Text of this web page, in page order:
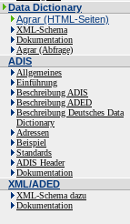
Data Dictionary
Agrar (HTML-Seiten)
XML-Schema
Dokumentation
Agrar (Abfrage)
ADIS
Allgemeines
Einführung
Beschreibung ADIS
Beschreibung ADED
Beschreibung Deutsches Data
Dictionary
Adressen
Beispiel
Standards
ADIS Header
Dokumentation
XML/ADED
XML-Schema dazu
Dokumentation